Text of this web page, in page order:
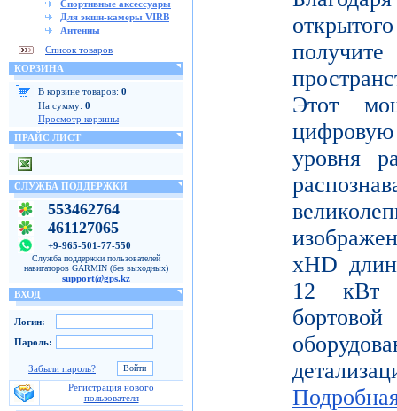
Спортивные аксессуары
Для экшн-камеры VIRB
Антенны
Список товаров
КОРЗИНА
В корзине товаров: 0
На сумму: 0
Просмотр корзины
ПРАЙС ЛИСТ
СЛУЖБА ПОДДЕРЖКИ
553462764
461127065
+9-965-501-77-550
Служба поддержки пользователей
навигаторов GARMIN (без выходных)
support@gps.kz
ВХОД
Логин:
Пароль:
Забыли пароль?
Регистрация нового
пользователя
Этот
уровня
xHD
12 кВт